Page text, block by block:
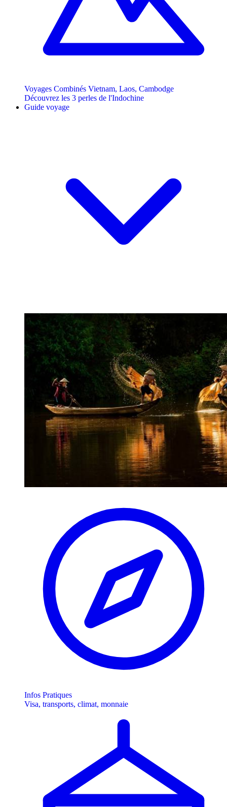
Voyages Combinés Vietnam, Laos, Cambodge
Découvrez les 3 perles de l'Indochine
Guide voyage
Infos Pratiques
Visa, transports, climat, monnaie